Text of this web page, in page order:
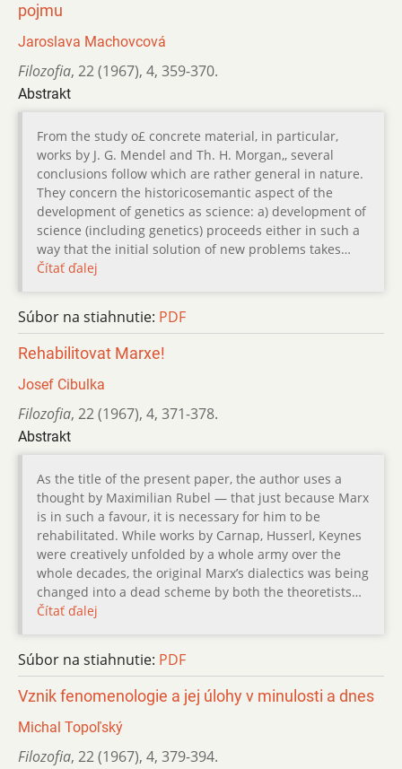
pojmu
Jaroslava Machovcová
Filozofia, 22 (1967), 4, 359-370.
Abstrakt
From the study o£ concrete material, in particular,
works by J. G. Mendel and Th. H. Morgan,, several
conclusions follow which are rather general in nature.
They concern the historicosemantic aspect of the
development of genetics as science: a) development of
science (including genetics) proceeds either in such a
way that the initial solution of new problems takes…
Čítať ďalej
Súbor na stiahnutie: PDF
Rehabilitovat Marxe!
Josef Cibulka
Filozofia, 22 (1967), 4, 371-378.
Abstrakt
As the title of the present paper, the author uses a
thought by Maximilian Rubel — that just because Marx
is in such a favour, it is necessary for him to be
rehabilitated. While works by Carnap, Husserl, Keynes
were creatively unfolded by a whole army over the
whole decades, the original Marx’s dialectics was being
changed into a dead scheme by both the theoretists…
Čítať ďalej
Súbor na stiahnutie: PDF
Vznik fenomenologie a jej úlohy v minulosti a dnes
Michal Topoľský
Filozofia, 22 (1967), 4, 379-394.